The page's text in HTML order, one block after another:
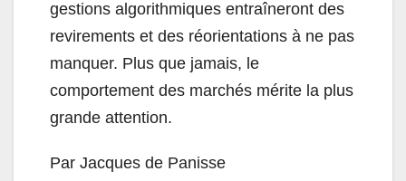
gestions algorithmiques entraîneront des
revirements et des réorientations à ne pas
manquer. Plus que jamais, le
comportement des marchés mérite la plus
grande attention.
Par Jacques de Panisse